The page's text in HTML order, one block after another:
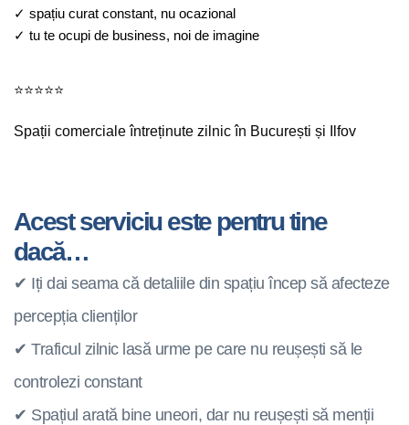
✓ spațiu curat constant, nu ocazional
✓ tu te ocupi de business, noi de imagine
⭐⭐⭐⭐⭐
Spații comerciale întreținute zilnic în București și Ilfov
Acest serviciu este pentru tine
dacă…
✔ Iți dai seama că detaliile din spațiu încep să afecteze
percepția clienților
✔ Traficul zilnic lasă urme pe care nu reușești să le
controlezi constant
✔ Spațiul arată bine uneori, dar nu reușești să menții